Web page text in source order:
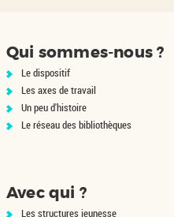
Qui sommes-nous ?
Le dispositif
Les axes de travail
Un peu d'histoire
Le réseau des bibliothèques
Avec qui ?
Les structures jeunesse